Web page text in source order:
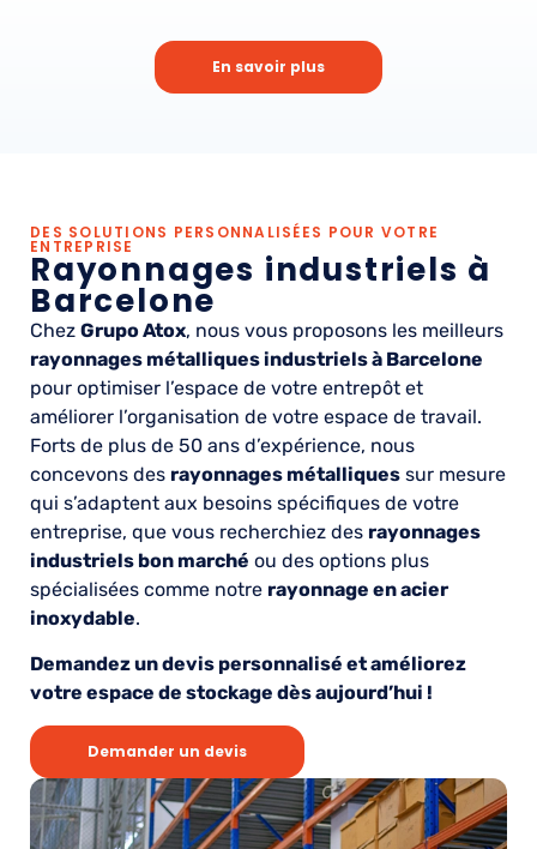
En savoir plus
DES SOLUTIONS PERSONNALISÉES POUR VOTRE
ENTREPRISE
Rayonnages industriels à
Barcelone
Chez Grupo Atox, nous vous proposons les meilleurs
rayonnages métalliques industriels à Barcelone
pour optimiser l’espace de votre entrepôt et
améliorer l’organisation de votre espace de travail.
Forts de plus de 50 ans d’expérience, nous
concevons des rayonnages métalliques sur mesure
qui s’adaptent aux besoins spécifiques de votre
entreprise, que vous recherchiez des rayonnages
industriels bon marché ou des options plus
spécialisées comme notre rayonnage en acier
inoxydable.
Demandez un devis personnalisé et améliorez
votre espace de stockage dès aujourd’hui !
Demander un devis